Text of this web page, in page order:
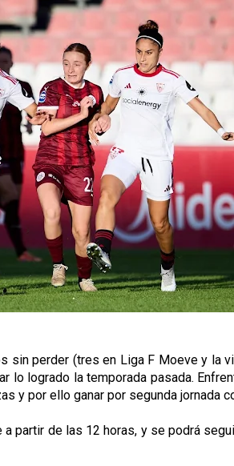
sin perder (tres en Liga F Moeve y la
logrado la temporada pasada.
y por ello ganar por segunda jornada
de las 12 horas, y se podrá